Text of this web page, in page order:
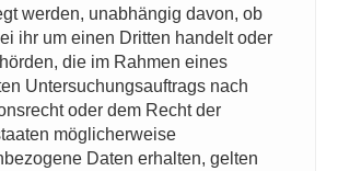
werden, unabhängig davon, ob
ihr um einen Dritten handelt oder
die im Rahmen eines
Untersuchungsauftrags nach
oder dem Recht der
möglicherweise
Daten erhalten, gelten